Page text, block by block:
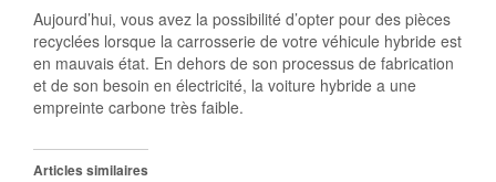
Aujourd’hui, vous avez la possibilité d’opter pour des pièces
recyclées lorsque la carrosserie de votre véhicule hybride est
en mauvais état. En dehors de son processus de fabrication
et de son besoin en électricité, la voiture hybride a une
empreinte carbone très faible.
Articles similaires